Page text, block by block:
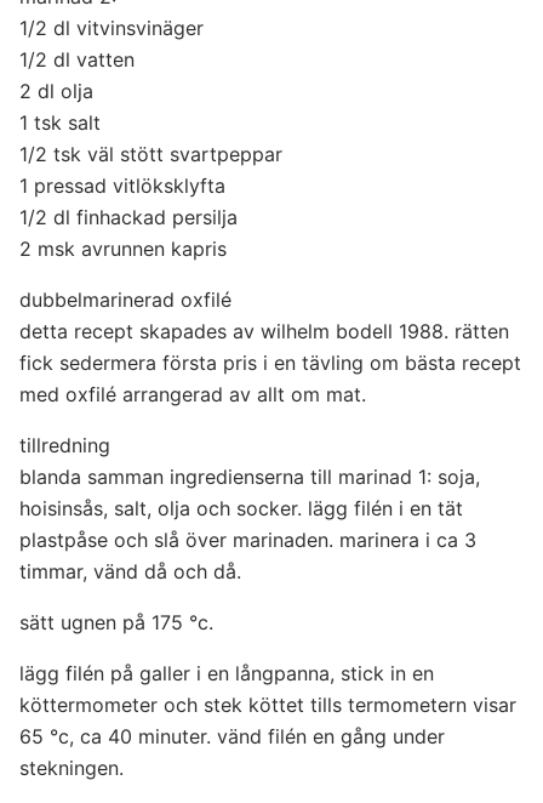
1/2 dl vitvinsvinäger
1/2 dl vatten
2 dl olja
1 tsk salt
1/2 tsk väl stött svartpeppar
1 pressad vitlöksklyfta
1/2 dl finhackad persilja
2 msk avrunnen kapris
dubbelmarinerad oxfilé
detta recept skapades av wilhelm bodell 1988. rätten
fick sedermera första pris i en tävling om bästa recept
med oxfilé arrangerad av allt om mat.
tillredning
blanda samman ingredienserna till marinad 1: soja,
hoisinsås, salt, olja och socker. lägg filén i en tät
plastpåse och slå över marinaden. marinera i ca 3
timmar, vänd då och då.
sätt ugnen på 175 °c.
lägg filén på galler i en långpanna, stick in en
köttermometer och stek köttet tills termometern visar
65 °c, ca 40 minuter. vänd filén en gång under
stekningen.